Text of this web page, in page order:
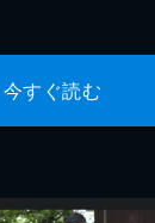
今すぐ読む